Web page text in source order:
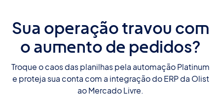
Sua operação travou com
o aumento de pedidos?
Troque o caos das planilhas pela automação Platinum
e proteja sua conta com a integração do ERP da Olist
ao Mercado Livre.